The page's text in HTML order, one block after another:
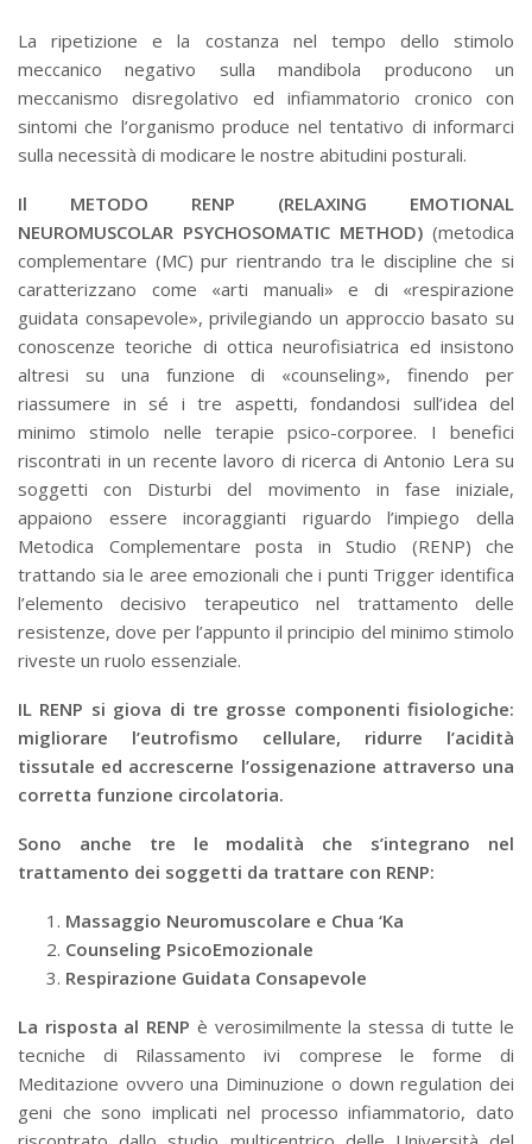
La ripetizione e la costanza nel tempo dello stimolo
meccanico negativo sulla mandibola producono un
meccanismo disregolativo ed infiammatorio cronico con
sintomi che l’organismo produce nel tentativo di informarci
sulla necessità di modicare le nostre abitudini posturali.
Il METODO RENP (RELAXING EMOTIONAL
NEUROMUSCOLAR PSYCHOSOMATIC METHOD) (metodica
complementare (MC) pur rientrando tra le discipline che si
caratterizzano come «arti manuali» e di «respirazione
guidata consapevole», privilegiando un approccio basato su
conoscenze teoriche di ottica neurofisiatrica ed insistono
altresi su una funzione di «counseling», finendo per
riassumere in sé i tre aspetti, fondandosi sull’idea del
minimo stimolo nelle terapie psico-corporee. I benefici
riscontrati in un recente lavoro di ricerca di Antonio Lera su
soggetti con Disturbi del movimento in fase iniziale,
appaiono essere incoraggianti riguardo l’impiego della
Metodica Complementare posta in Studio (RENP) che
trattando sia le aree emozionali che i punti Trigger identifica
l’elemento decisivo terapeutico nel trattamento delle
resistenze, dove per l’appunto il principio del minimo stimolo
riveste un ruolo essenziale.
IL RENP si giova di tre grosse componenti fisiologiche:
migliorare l’eutrofismo cellulare, ridurre l’acidità
tissutale ed accrescerne l’ossigenazione attraverso una
corretta funzione circolatoria.
Sono anche tre le modalità che s’integrano nel
trattamento dei soggetti da trattare con RENP:
Massaggio Neuromuscolare e Chua ‘Ka
Counseling PsicoEmozionale
Respirazione Guidata Consapevole
La risposta al RENP è verosimilmente la stessa di tutte le
tecniche di Rilassamento ivi comprese le forme di
Meditazione ovvero una Diminuzione o down regulation dei
geni che sono implicati nel processo infiammatorio, dato